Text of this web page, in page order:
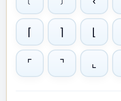
⌈ ⌉ ⌊
⌜ ⌝ ⌞